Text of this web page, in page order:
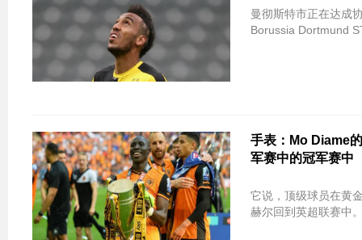
曼彻斯特市正在达成
Borussia Dortmund
手表：Mo Diame
军赛中的冠军赛中
它说，顶级球员在黄
赫尔回到英超联赛中